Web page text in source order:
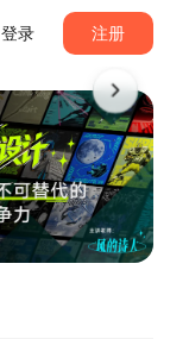
登录 注册